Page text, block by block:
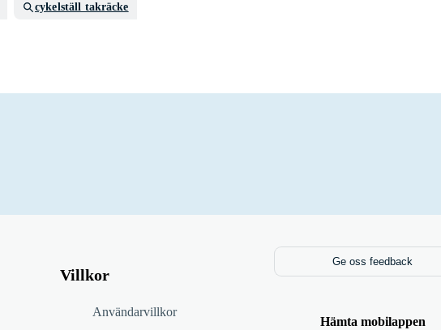
cykelställ takräcke
Villkor
Användarvillkor
Ge oss feedback
Hämta mobilappen